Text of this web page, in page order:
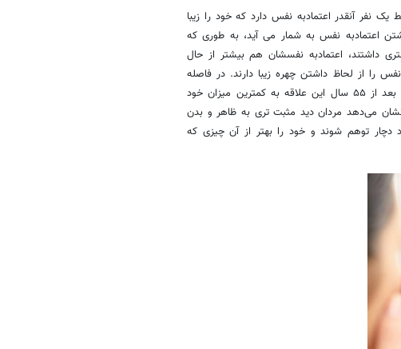
برسد، اما آمارها نشان میدهد از هر ۸ زن فقط یک نفر آنقدر اعتمادبه نفس دارد که خود را زیبا
اعتمادبه نفس به شمار می آید، به طوری که
بهتری داشتند، اعتمادبه نفسشان هم بیشتر از حال
کمترین اعتمادبه نفس را از لحاظ داشتن چهره زیبا دارند. در فاصله
بین ۲۵ تا ۲۹ سال علاقه زنان به ظاهرشان افزایش پیدا میکند و بعد از ۵۵ سال این علاقه به کمترین میزان خود
می‌دهد مردان دید مثبت تری به ظاهر و بدن
توهم شوند و خود را بهتر از آن چیزی که